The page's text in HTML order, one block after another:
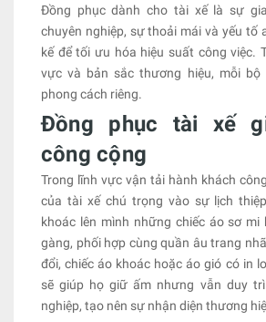
Đồng phục dành cho tài xế là sự
chuyên nghiệp, sự thoải mái và yếu tố
kế để tối ưu hóa hiệu suất công việc.
vực và bản sắc thương hiệu, mỗi bộ
phong cách riêng.
Đồng phục tài xế
công cộng
Trong lĩnh vực vận tải hành khách
của tài xế chú trọng vào sự lịch
khoác lên mình những chiếc áo sơ mi
gàng, phối hợp cùng quần âu trang
đổi, chiếc áo khoác hoặc áo gió có in
sẽ giúp họ giữ ấm nhưng vẫn duy trì
nghiệp, tạo nên sự nhận diện thương